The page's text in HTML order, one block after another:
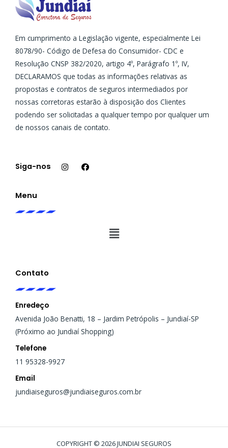
Em cumprimento a Legislação vigente, especialmente Lei
8078/90- Código de Defesa do Consumidor- CDC e
Resolução CNSP 382/2020, artigo 4º, Parágrafo 1º, IV,
DECLARAMOS que todas as informações relativas as
propostas e contratos de seguros intermediados por
nossas corretoras estarão à disposição dos Clientes
podendo ser solicitadas a qualquer tempo por qualquer um
de nossos canais de contato.
Siga-nos s
t
c
e
Menu
Menu
Contato
Enredeço
Avenida João Benatti, 18 – Jardim Petrópolis – Jundiaí-SP
(Próximo ao Jundiaí Shopping)
Telefone
11 95328-9927
Email
jundiaiseguros@jundiaiseguros.com.br
COPYRIGHT © 2026 JUNDIAI SEGUROS